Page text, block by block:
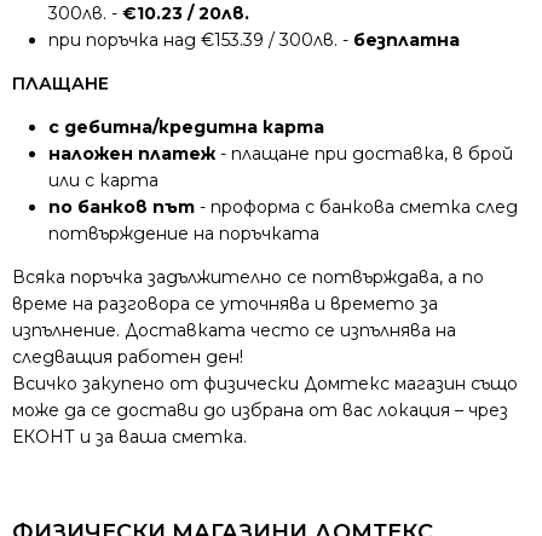
300лв. - €10.23 / 20лв.
при поръчка над €153.39 / 300лв. - безплатна
ПЛАЩАНЕ
с дебитна/кредитна карта
наложен платеж - плащане при доставка, в брой
или с карта
по банков път - проформа с банкова сметка след
потвърждение на поръчката
Всяка поръчка задължително се потвърждава, а по
време на разговора се уточнява и времето за
изпълнение. Доставката често се изпълнява на
следващия работен ден!
Всичко закупено от физически Домтекс магазин също
може да се достави до избрана от вас локация – чрез
ЕКОНТ и за ваша сметка.